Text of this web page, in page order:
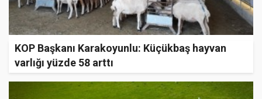
KOP Başkanı Karakoyunlu: Küçükbaş hayvan
varlığı yüzde 58 arttı